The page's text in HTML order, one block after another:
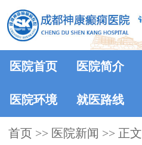
医院首页 医院简介
医院环境 就医路线
首页 >> 医院新闻 >> 正文